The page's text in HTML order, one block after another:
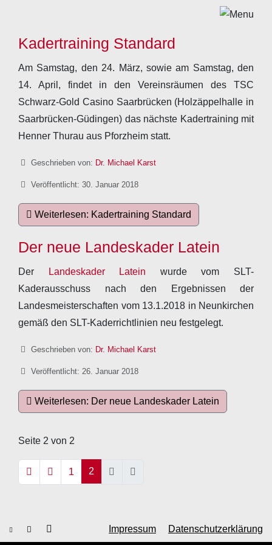
Kadertraining Standard
Am Samstag, den 24. März, sowie am Samstag, den
14. April, findet in den Vereinsräumen des TSC
Schwarz-Gold Casino Saarbrücken (Holzäppelhalle in
Saarbrücken-Güdingen) das nächste Kadertraining mit
Henner Thurau aus Pforzheim statt.
DetailsGeschrieben von: Dr. Michael Karst
Veröffentlicht: 30. Januar 2018
Weiterlesen: Kadertraining Standard
Der neue Landeskader Latein
Der Landeskader Latein wurde vom SLT-
Kaderausschuss nach den Ergebnissen der
Landesmeisterschaften vom 13.1.2018 in Neunkirchen
gemäß den SLT-Kaderrichtlinien neu festgelegt.
DetailsGeschrieben von: Dr. Michael Karst
Veröffentlicht: 26. Januar 2018
Weiterlesen: Der neue Landeskader Latein
Seite 2 von 2
1 2
Impressum Datenschutzerklärung